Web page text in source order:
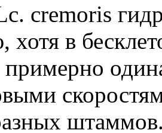
cremoris
хотя в